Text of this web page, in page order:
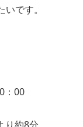
です。
：00